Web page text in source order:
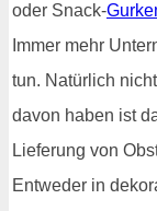
oder Snack-
Immer mehr
tun. Natürlich
davon haben ist
Lieferung von
Entweder in